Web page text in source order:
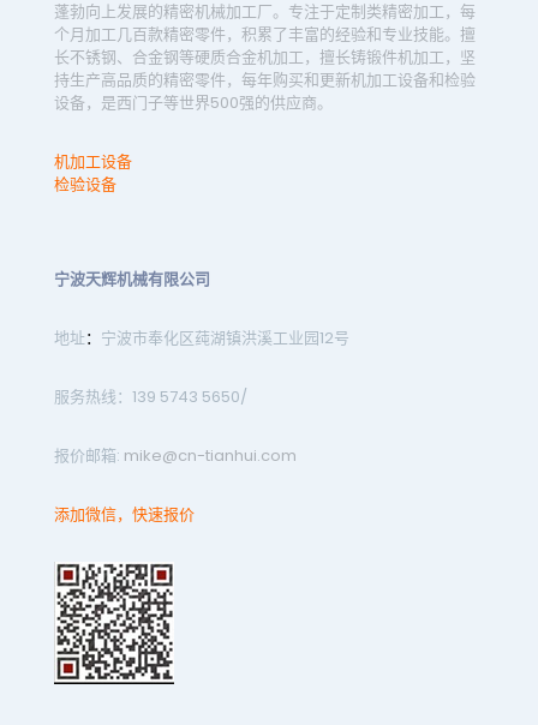
蓬勃向上发展的精密机械加工厂。专注于定制类精密加工，每
个月加工几百款精密零件，积累了丰富的经验和专业技能。擅
长不锈钢、合金钢等硬质合金机加工，擅长铸锻件机加工，坚
持生产高品质的精密零件，每年购买和更新机加工设备和检验
设备，是西门子等世界500强的供应商。
机加工设备
检验设备
宁波天辉机械有限公司
地址： 宁波市奉化区莼湖镇洪溪工业园12号
服务热线：139 5743 5650/
报价邮箱: mike@cn-tianhui.com
添加微信，快速报价